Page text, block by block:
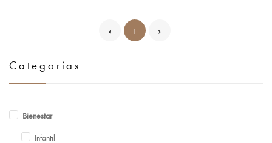
Categorías
Bienestar
Infantil
1